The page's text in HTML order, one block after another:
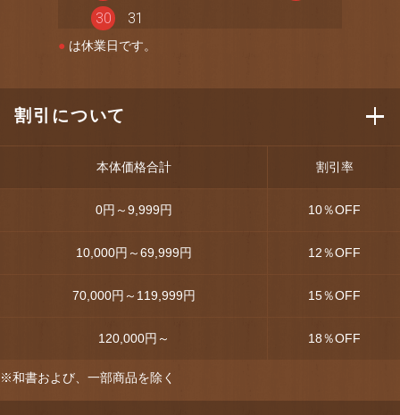
30
31
● は休業日です。
割引について
本体価格合計 割引率
0円～9,999円 10％OFF
10,000円～69,999円 12％OFF
70,000円～119,999円 15％OFF
120,000円～ 18％OFF
※和書および、一部商品を除く